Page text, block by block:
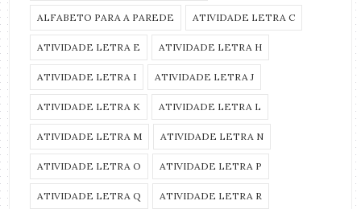
ALFABETO PARA A PAREDE ATIVIDADE LETRA C
ATIVIDADE LETRA E ATIVIDADE LETRA H
ATIVIDADE LETRA I ATIVIDADE LETRA J
ATIVIDADE LETRA K ATIVIDADE LETRA L
ATIVIDADE LETRA M ATIVIDADE LETRA N
ATIVIDADE LETRA O ATIVIDADE LETRA P
ATIVIDADE LETRA Q ATIVIDADE LETRA R